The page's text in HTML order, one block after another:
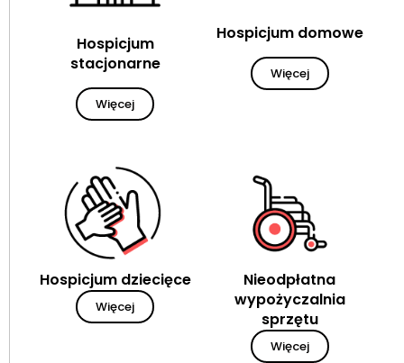
Hospicjum
stacjonarne
Więcej
Hospicjum domowe
Więcej
Hospicjum dziecięce
Więcej
Nieodpłatna
wypożyczalnia
sprzętu
Więcej